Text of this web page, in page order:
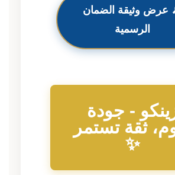
عرض وثيقة الضمان
الرسمية
- جودة
ثقة تستمر
✨